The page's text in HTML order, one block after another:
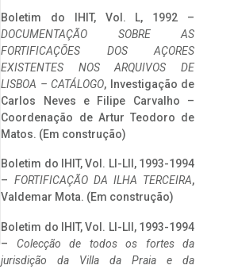
Boletim do IHIT, Vol. L, 1992 –
DOCUMENTAÇÃO SOBRE AS
FORTIFICAÇÕES DOS AÇORES
EXISTENTES NOS ARQUIVOS DE
LISBOA – CATÁLOGO, Investigação de
Carlos Neves e Filipe Carvalho –
Coordenação de Artur Teodoro de
Matos. (Em construção)
Boletim do IHIT, Vol. LI-LII, 1993-1994
– FORTIFICAÇÃO DA ILHA TERCEIRA,
Valdemar Mota. (Em construção)
Boletim do IHIT, Vol. LI-LII, 1993-1994
– Colecção de todos os fortes da
jurisdição da Villa da Praia e da